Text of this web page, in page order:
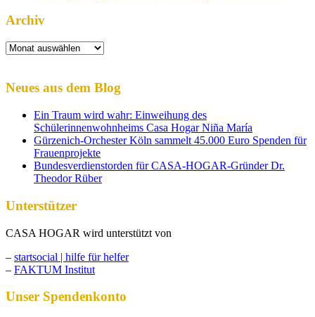
Archiv
Archiv
Neues aus dem Blog
Ein Traum wird wahr: Einweihung des
Schülerinnenwohnheims Casa Hogar Niña María
Gürzenich-Orchester Köln sammelt 45.000 Euro Spenden für
Frauenprojekte
Bundesverdienstorden für CASA-HOGAR-Gründer Dr.
Theodor Rüber
Unterstützer
CASA HOGAR wird unterstützt von
– startsocial | hilfe für helfer
– FAKTUM Institut
Unser Spendenkonto